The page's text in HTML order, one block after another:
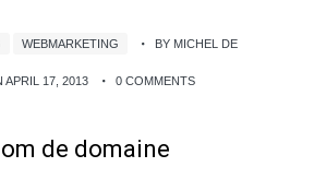
WEBMARKETING BY MICHEL DE
APRIL 17, 2013 0 COMMENTS